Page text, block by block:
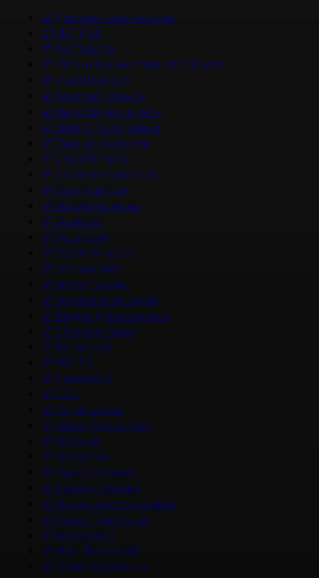
# Документальное кино
# НМГ ДОК
# Фестивали
# Что мы знаем о планете Земля
# Цикл Великие
#Алексей Гуськов
# Марк Эйдельштейн
# Никита Кологривый
# Главные Сериалы
# Саша Петров
# Смотреть фильмы
# Юра Борисов
# Мария Аронова
# Трейлер
# Рецензия
# После Фишера
# Война и Мир
# Новости кино
#Андрей Золотарев
# Федор Добронравов
# Обзор фильма
# Фонд Кино
# РЕН ТВ
# Домашний
# СТС
# Пятый канал
# Чайка Терешкова
# Невский
# Интервью
# Юрий Стоянов
#Лариса Гузеева
# История его служанки
# Павел Прилучный
#Актер кино
# Иван Янковский
# Юлия Пересильд